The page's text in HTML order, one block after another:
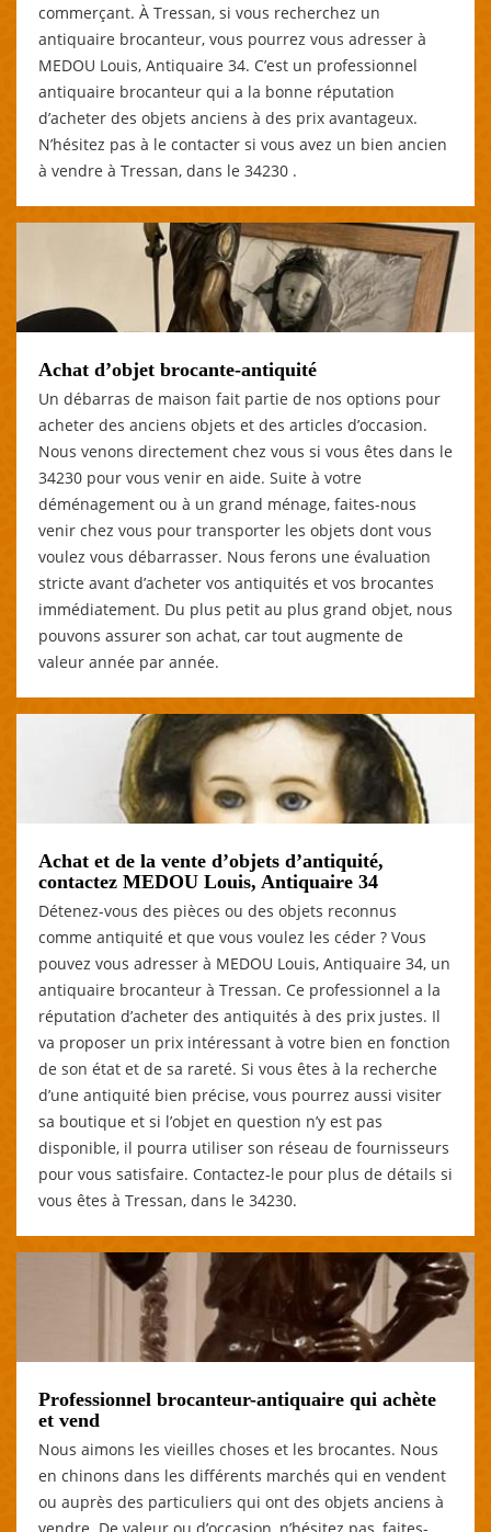
commerçant. À Tressan, si vous recherchez un
antiquaire brocanteur, vous pourrez vous adresser à
MEDOU Louis, Antiquaire 34. C’est un professionnel
antiquaire brocanteur qui a la bonne réputation
d’acheter des objets anciens à des prix avantageux.
N’hésitez pas à le contacter si vous avez un bien ancien
à vendre à Tressan, dans le 34230 .
Achat d’objet brocante-antiquité
Un débarras de maison fait partie de nos options pour
acheter des anciens objets et des articles d’occasion.
Nous venons directement chez vous si vous êtes dans le
34230 pour vous venir en aide. Suite à votre
déménagement ou à un grand ménage, faites-nous
venir chez vous pour transporter les objets dont vous
voulez vous débarrasser. Nous ferons une évaluation
stricte avant d’acheter vos antiquités et vos brocantes
immédiatement. Du plus petit au plus grand objet, nous
pouvons assurer son achat, car tout augmente de
valeur année par année.
Achat et de la vente d’objets d’antiquité,
contactez MEDOU Louis, Antiquaire 34
Détenez-vous des pièces ou des objets reconnus
comme antiquité et que vous voulez les céder ? Vous
pouvez vous adresser à MEDOU Louis, Antiquaire 34, un
antiquaire brocanteur à Tressan. Ce professionnel a la
réputation d’acheter des antiquités à des prix justes. Il
va proposer un prix intéressant à votre bien en fonction
de son état et de sa rareté. Si vous êtes à la recherche
d’une antiquité bien précise, vous pourrez aussi visiter
sa boutique et si l’objet en question n’y est pas
disponible, il pourra utiliser son réseau de fournisseurs
pour vous satisfaire. Contactez-le pour plus de détails si
vous êtes à Tressan, dans le 34230.
Professionnel brocanteur-antiquaire qui achète
et vend
Nous aimons les vieilles choses et les brocantes. Nous
en chinons dans les différents marchés qui en vendent
ou auprès des particuliers qui ont des objets anciens à
vendre. De valeur ou d’occasion, n’hésitez pas, faites-